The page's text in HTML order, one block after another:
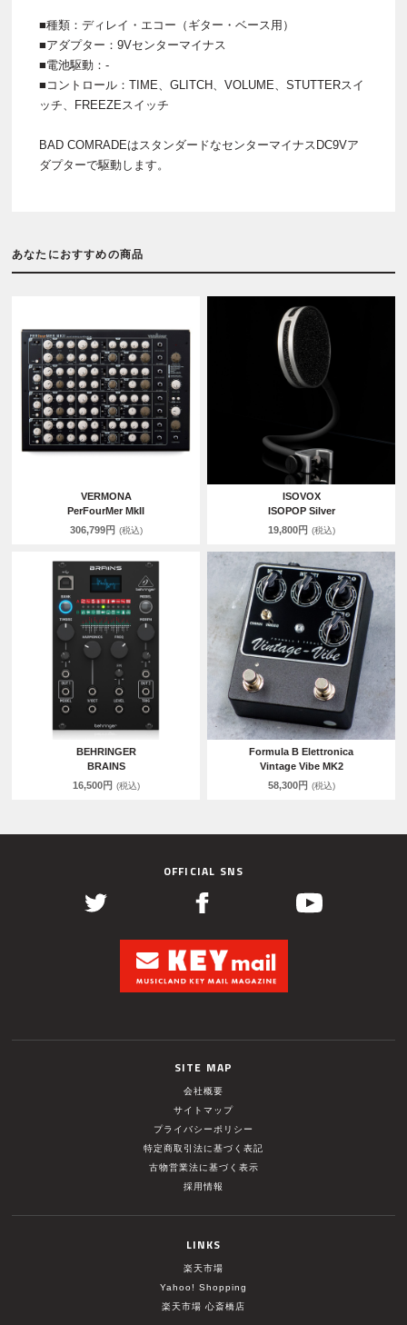
■種類：ディレイ・エコー（ギター・ベース用）
■アダプター：9Vセンターマイナス
■電池駆動：-
■コントロール：TIME、GLITCH、VOLUME、STUTTERスイ
ッチ、FREEZEスイッチ
BAD COMRADEはスタンダードなセンターマイナスDC9Vア
ダプターで駆動します。
あなたにおすすめの商品
VERMONA
PerFourMer MkII
306,799円 (税込)
ISOVOX
ISOPOP Silver
19,800円 (税込)
BEHRINGER
BRAINS
16,500円 (税込)
Formula B Elettronica
Vintage Vibe MK2
58,300円 (税込)
OFFICIAL SNS
SITE MAP
会社概要
サイトマップ
プライバシーポリシー
特定商取引法に基づく表記
古物営業法に基づく表示
採用情報
LINKS
楽天市場
Yahoo! Shopping
楽天市場 心斎橋店